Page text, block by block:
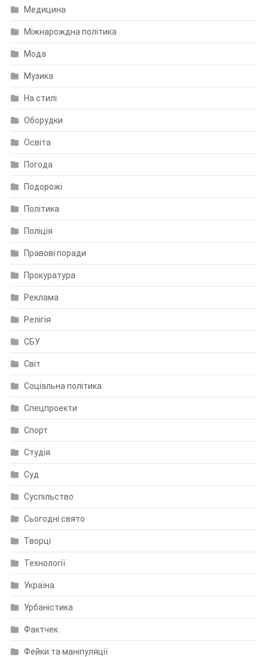
Медицина
Міжнарождна політика
Мода
Музика
На стилі
Оборудки
Освіта
Погода
Подорожі
Політика
Поліція
Правові поради
Прокуратура
Реклама
Релігія
СБУ
Світ
Соціальна політика
Спецпроекти
Спорт
Студія
Суд
Суспільство
Сьогодні свято
Творці
Технології
Україна
Урбаністика
Фактчек
Фейки та маніпуляції